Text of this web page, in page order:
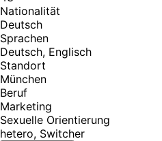
Nationalität
Deutsch
Sprachen
Deutsch, Englisch
Standort
München
Beruf
Marketing
Sexuelle Orientierung
hetero, Switcher